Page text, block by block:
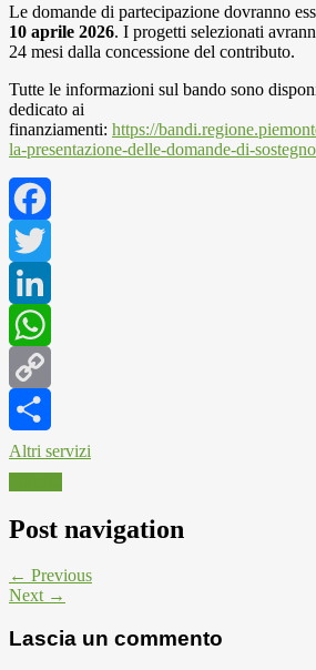
Le domande di partecipazione dovranno
10 aprile 2026. I progetti selezionati
24 mesi dalla concessione del contributo.
Tutte le informazioni sul bando sono
dedicato ai
finanziamenti: https://
la-presentazione-delle-domande-di-
Facebook
Twitter
LinkedIn
WhatsApp
Copy
Link
Altri servizi
Post navigation
← Previous
Next →
Lascia un commento